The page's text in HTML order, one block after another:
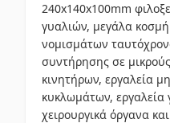
240x140x100mm
γυαλιών, μεγάλα
νομισμάτων
συντήρησης σε
κινητήρων, εργαλεία
κυκλωμάτων, εργαλεία
χειρουργικά όργανα